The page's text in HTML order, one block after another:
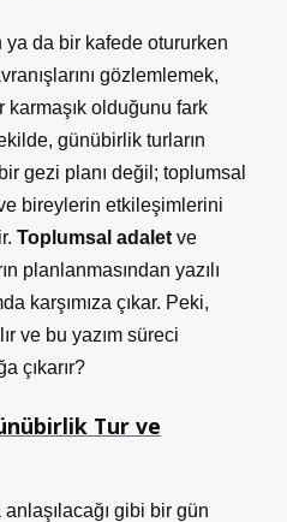
da bir kafede otururken
gözlemlemek,
olduğunu fark
günübirlik turların
gezi planı değil; toplumsal
bireylerin etkileşimlerini
Toplumsal adalet ve
planlanmasından yazılı
karşımıza çıkar. Peki,
ve bu yazım süreci
çıkarır?
Tur ve
gibi bir gün